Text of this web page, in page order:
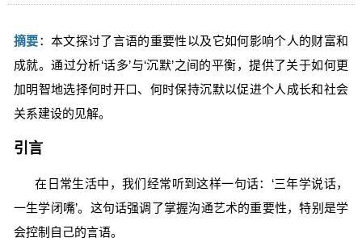
摘要：本文探讨了言语的重要性以及它如何影响个人的财富和
成就。通过分析‘话多’与‘沉默’之间的平衡，提供了关于如何更
加明智地选择何时开口、何时保持沉默以促进个人成长和社会
关系建设的见解。
引言
在日常生活中，我们经常听到这样一句话：‘三年学说话，
一生学闭嘴’。这句话强调了掌握沟通艺术的重要性，特别是学
会控制自己的言语。